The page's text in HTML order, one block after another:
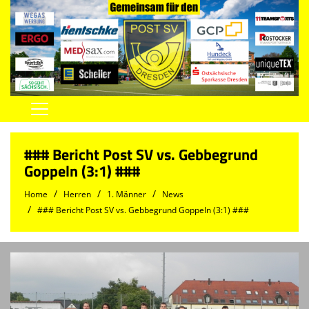
Home
Vereinsnews
Herren
Jugend
Trainingszeiten
### Bericht Post SV vs. Gebbegrund
Goppeln (3:1) ###
Home Herren 1. Männer
News
### Bericht Post SV vs. Gebbegrund Goppeln (3:1) ###